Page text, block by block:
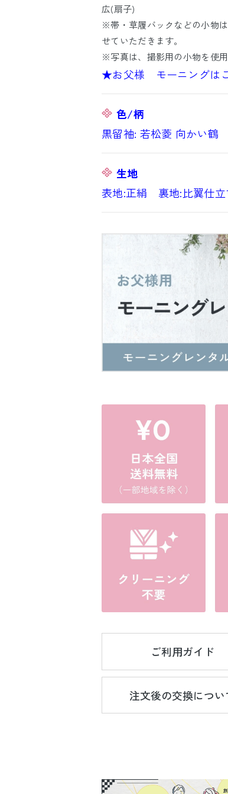
広(扇子)
※帯・草履バックなどの小物
せていただきます。
※写真は、撮影用の小物を使用
★お父様 モーニングは
色/柄
黒留袖: 若松菱 向かい鶴
生地
表地:正絹 裏地:比翼仕立
ご利用ガイド
注文後の交換につい